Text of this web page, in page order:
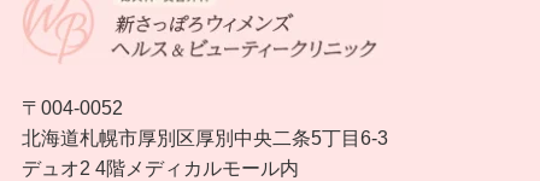
〒004-0052
北海道札幌市厚別区厚別中央二条5丁目6-3
デュオ2 4階メディカルモール内